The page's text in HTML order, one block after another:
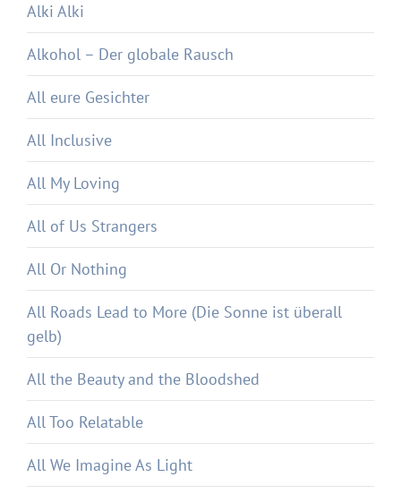
Alki Alki
Alkohol – Der globale Rausch
All eure Gesichter
All Inclusive
All My Loving
All of Us Strangers
All Or Nothing
All Roads Lead to More (Die Sonne ist überall
gelb)
All the Beauty and the Bloodshed
All Too Relatable
All We Imagine As Light